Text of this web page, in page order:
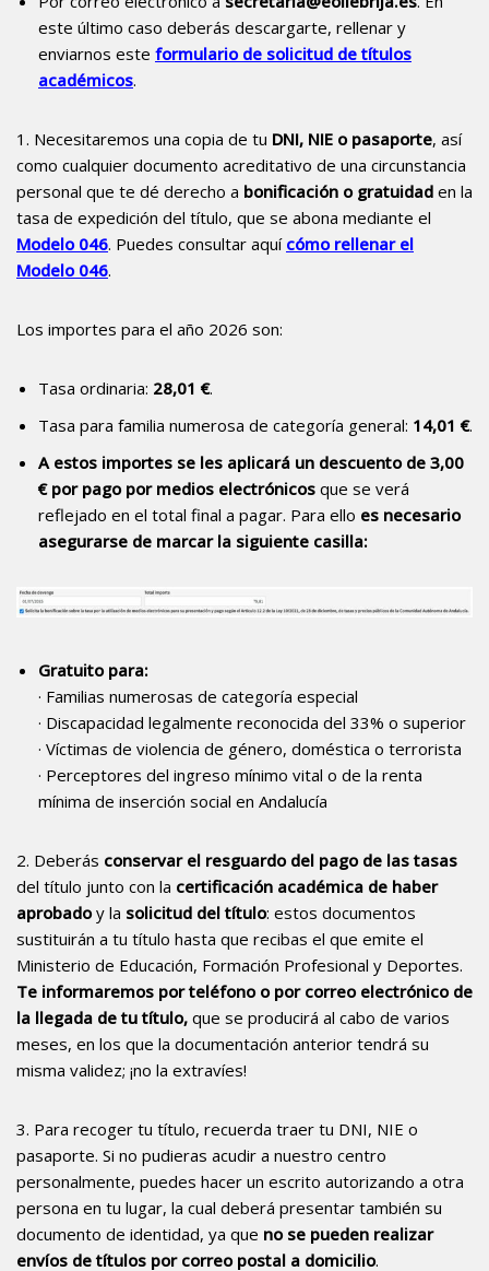
este último caso deberás descargarte, rellenar y
enviarnos este formulario de solicitud de títulos
académicos.
1. Necesitaremos una copia de tu DNI, NIE o pasaporte, así
como cualquier documento acreditativo de una circunstancia
personal que te dé derecho a bonificación o gratuidad en la
tasa de expedición del título, que se abona mediante el
Modelo 046. Puedes consultar aquí cómo rellenar el
Modelo 046.
Los importes para el año 2026 son:
Tasa ordinaria: 28,01 €.
Tasa para familia numerosa de categoría general: 14,01 €.
A estos importes se les aplicará un descuento de 3,00
€ por pago por medios electrónicos que se verá
reflejado en el total final a pagar. Para ello es necesario
asegurarse de marcar la siguiente casilla:
Gratuito para:
· Familias numerosas de categoría especial
· Discapacidad legalmente reconocida del 33% o superior
· Víctimas de violencia de género, doméstica o terrorista
· Perceptores del ingreso mínimo vital o de la renta
mínima de inserción social en Andalucía
2. Deberás conservar el resguardo del pago de las tasas
del título junto con la certificación académica de haber
aprobadoy la solicitud del título: estos documentos
sustituirán a tu título hasta que recibas el que emite el
Ministerio de Educación, Formación Profesional y Deportes.
Te informaremos por teléfono o por correo electrónico de
la llegada de tu título, que se producirá al cabo de varios
meses, en los que la documentación anterior tendrá su
misma validez; ¡no la extravíes!
3. Para recoger tu título, recuerda traer tu DNI, NIE o
pasaporte. Si no pudieras acudir a nuestro centro
personalmente, puedes hacer un escrito autorizando a otra
persona en tu lugar, la cual deberá presentar también su
documento de identidad, ya que no se pueden realizar
envíos de títulos por correo postal a domicilio.